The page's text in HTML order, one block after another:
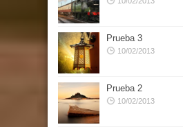
Prueba 3
10/02/2013
Prueba 2
10/02/2013